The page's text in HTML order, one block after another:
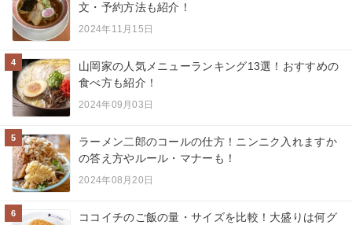
文・予約方法も紹介！
2024年11月15日
4
山岡家の人気メニューランキング13選！おすすめの
食べ方も紹介！
2024年09月03日
5
ラーメン二郎のコールの仕方！ニンニク入れますか
の答え方やルール・マナーも！
2024年08月20日
6
ココイチのご飯の量・サイズを比較！大盛りは何グ